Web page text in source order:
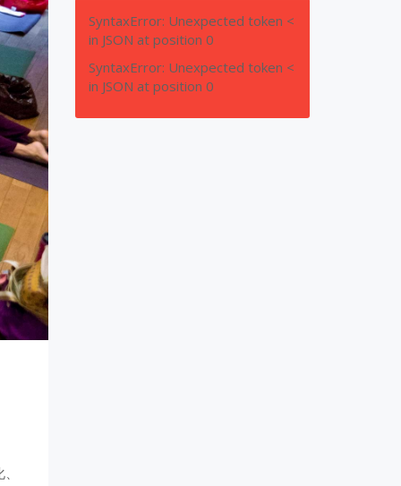
SyntaxError: Unexpected token <
in JSON at position 0
SyntaxError: Unexpected token <
in JSON at position 0